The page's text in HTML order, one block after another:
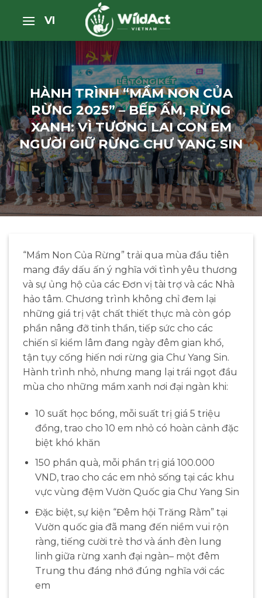
dung
VI
HÀNH TRÌNH “MẦM NON CỦA
RỪNG 2025” – BẾP ẤM, RỪNG
XANH: VÌ TƯƠNG LAI CON EM
NGƯỜI GIỮ RỪNG CHƯ YANG SIN
“Mầm Non Của Rừng” trải qua mùa đầu tiên
mang đầy dấu ấn ý nghĩa với tình yêu thương
và sự ủng hộ của các Đơn vị tài trợ và các Nhà
hảo tâm. Chương trình không chỉ đem lại
những giá trị vật chất thiết thực mà còn góp
phần nâng đỡ tinh thần, tiếp sức cho các
chiến sĩ kiểm lâm đang ngày đêm gian khổ,
tận tụy cống hiến nơi rừng gia Chư Yang Sin.
Hành trình nhỏ, nhưng mang lại trái ngọt đầu
mùa cho những mầm xanh nơi đại ngàn khi:
10 suất học bổng, mỗi suất trị giá 5 triệu
đồng, trao cho 10 em nhỏ có hoàn cảnh đặc
biệt khó khăn
150 phần quà, mỗi phần trị giá 100.000
VND, trao cho các em nhỏ sống tại các khu
vực vùng đệm Vườn Quốc gia Chư Yang Sin
Đặc biệt, sự kiện “Đêm hội Trăng Rằm” tại
Vườn quốc gia đã mang đến niềm vui rộn
ràng, tiếng cười trẻ thơ và ánh đèn lung
linh giữa rừng xanh đại ngàn– một đêm
Trung thu đáng nhớ đúng nghĩa với các
em